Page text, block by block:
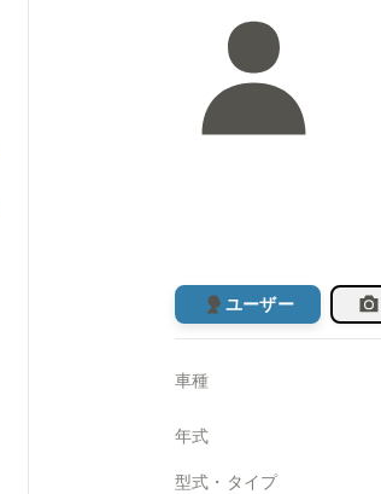
ユーザー
車種
年式
型式・タイプ